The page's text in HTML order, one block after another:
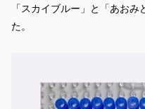
「スカイブルー」と「あお
た。